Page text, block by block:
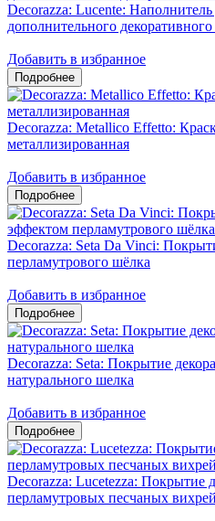
Decorazza: Lucente:
дополнительного
Добавить в избранное
Decorazza: Metallico Effetto:
металлизированная
Добавить в избранное
Decorazza: Seta Da Vinci:
перламутрового шёлка
Добавить в избранное
Decorazza: Seta: Покрытие
натурального шелка
Добавить в избранное
Decorazza: Lucetezza: Покрытие
перламутровых песчаных вихрей